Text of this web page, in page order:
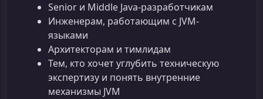
Senior и Middle Java-разработчикам
Инженерам, работающим с JVM-
языками
Архитекторам и тимлидам
Тем, кто хочет углубить техническую
экспертизу и понять внутренние
механизмы JVM